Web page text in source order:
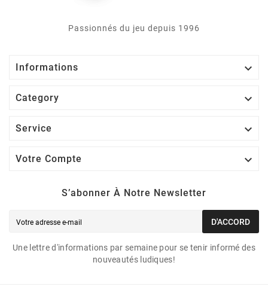
Passionnés du jeu depuis 1996
Informations 
Category 
Service 
Votre Compte 
S’abonner À Notre Newsletter
D'ACCORD
Une lettre d'informations par semaine pour se tenir informé des
nouveautés ludiques!